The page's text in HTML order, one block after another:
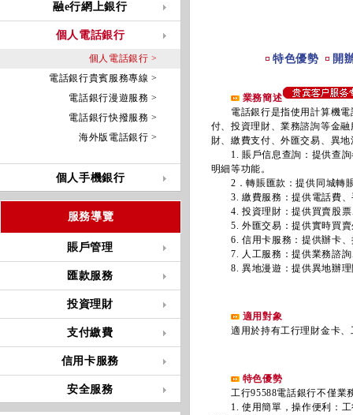
融e行網上銀行
個人電話銀行
個人電話銀行 >
電話銀行貴賓服務專線 >
電話銀行漫遊服務 >
電話銀行快撥服務 >
海外版電話銀行 >
個人手機銀行
服務導覽
賬戶管理
匯款服務
投資理財
支付繳費
信用卡服務
安全服務
特色優勢 開
業務簡述
電話銀行是指使用計算機電
付、投資理財、業務諮詢等金
財、繳費支付、外匯交易、異
1. 賬戶信息查詢：提供查詢
明細等功能。
2．轉賬匯款：提供同城轉
3. 繳費服務：提供電話費、
4. 投資理財：提供買賣股票
5. 外匯交易：提供實時買賣
6. 信用卡服務：提供辦卡、
7. 人工服務：提供業務諮詢
8. 異地漫遊：提供異地辦理
適用對象
適用於持有工行理財金卡、
特色優勢
工行95588電話銀行不僅業務
1. 使用簡單，操作便利：工